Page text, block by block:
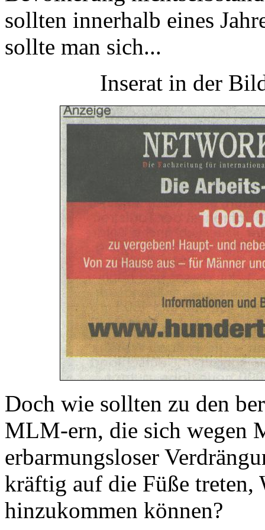
sollten innerhalb eines
sollte man sich...
Inserat in der
Doch wie sollten zu den
MLM-ern, die sich wegen
erbarmungsloser
kräftig auf die Füße
hinzukommen können?